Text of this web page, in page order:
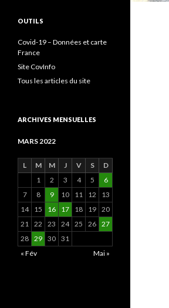
OUTILS
Covid-19 – Données et carte
France
Site CovInfo
Tous les articles du site
ARCHIVES MENSUELLES
MARS 2022
L M M J V S
D
1
2 3 4 5
6
7
8 9 10 11 12
13
14
15 16 17 18 19 20
21 22 23 24 25 26 27
28 29 30 31
« Fév
Mai »